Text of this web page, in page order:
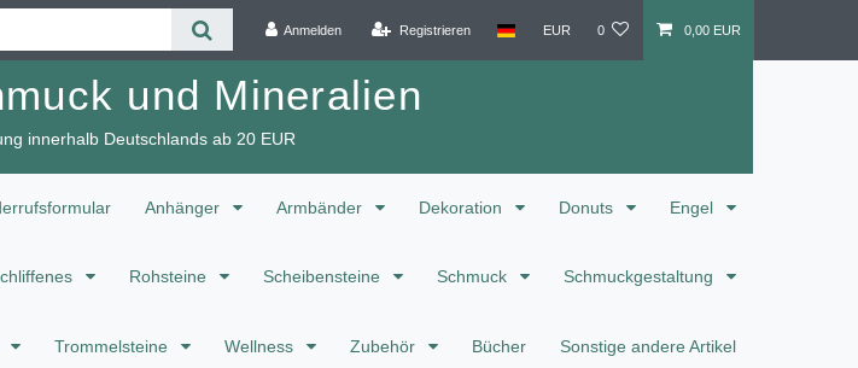
Anmelden Registrieren EUR 0 0,00 EUR
und Mineralien
innerhalb Deutschlands ab 20 EUR
Anhänger Armbänder Dekoration Donuts Engel
Rohsteine Scheibensteine Schmuck Schmuckgestaltung
Trommelsteine Wellness Zubehör Bücher Sonstige andere Artikel